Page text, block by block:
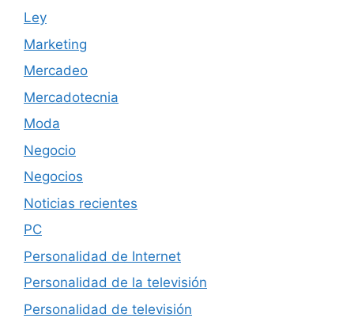
Ley
Marketing
Mercadeo
Mercadotecnia
Moda
Negocio
Negocios
Noticias recientes
PC
Personalidad de Internet
Personalidad de la televisión
Personalidad de televisión